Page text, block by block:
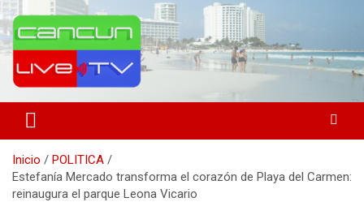
Saltar
al
contenido
Cancún Live Tv
Inicio
POLITICA
Estefanía Mercado transforma el corazón de Playa del Carmen:
reinaugura el parque Leona Vicario